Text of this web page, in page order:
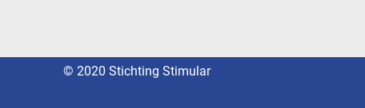
© 2020 Stichting Stimular